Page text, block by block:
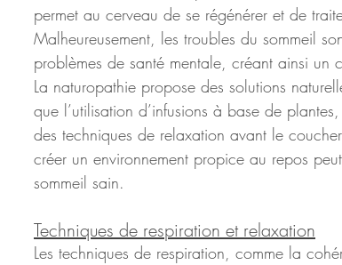
permet au cerveau de se régénérer et de
Malheureusement, les troubles du sommeil
problèmes de santé mentale, créant ainsi un
La naturopathie propose des solutions
que l’utilisation d’infusions à base de
des techniques de relaxation avant le
créer un environnement propice au repos
sommeil sain.
Techniques de respiration et relaxation
Les techniques de respiration, comme la